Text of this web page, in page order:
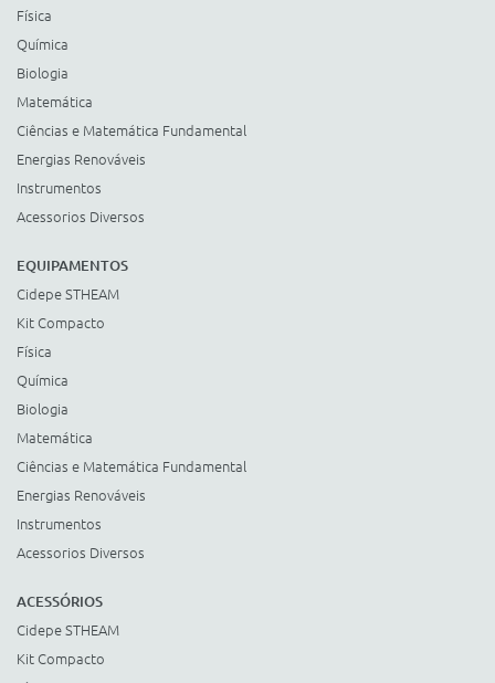
Física
Química
Biologia
Matemática
Ciências e Matemática Fundamental
Energias Renováveis
Instrumentos
Acessorios Diversos
EQUIPAMENTOS
Cidepe STHEAM
Kit Compacto
Física
Química
Biologia
Matemática
Ciências e Matemática Fundamental
Energias Renováveis
Instrumentos
Acessorios Diversos
ACESSÓRIOS
Cidepe STHEAM
Kit Compacto